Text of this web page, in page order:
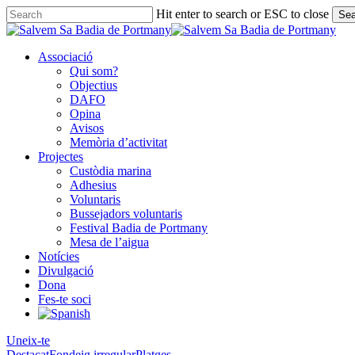
Skip
to
content
Hit enter to search or ESC to close
Close
Associació
Qui som?
Objectius
DAFO
Opina
Avisos
Memòria d’activitat
Projectes
Custòdia marina
Adhesius
Voluntaris
Bussejadors voluntaris
Festival Badia de Portmany
Mesa de l’aigua
Notícies
Divulgació
Dona
Fes-te soci
Uneix-te